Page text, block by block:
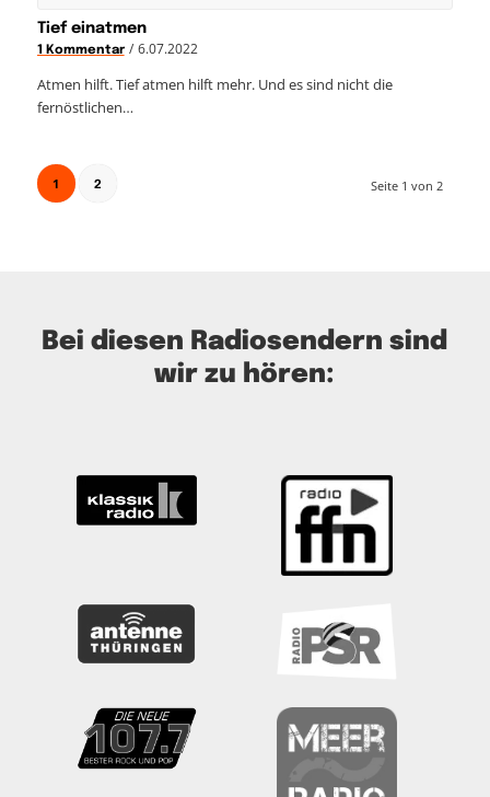
Tief einatmen
1 Kommentar / 6.07.2022
Atmen hilft. Tief atmen hilft mehr. Und es sind nicht die
fernöstlichen…
Seite 1 von 2
1 2
Bei diesen Radiosendern sind
wir zu hören: